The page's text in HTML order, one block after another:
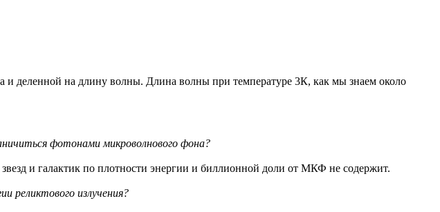
и деленной на длину волны. Длина волны при температуре 3К, как мы знаем около
фотонами микроволнового фона?
и галактик по плотности энергии и биллионной доли от МКФ не содержит.
реликтового излучения?